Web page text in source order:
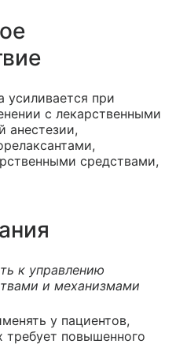
усиливается при
с лекарственными
анестезии,
средствами,
к управлению
и механизмами
у пациентов,
требует повышенного